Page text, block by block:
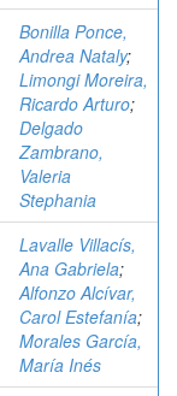
Bonilla Ponce,
Andrea Nataly;
Limongi Moreira,
Ricardo Arturo;
Delgado
Zambrano,
Valeria
Stephania
Lavalle Villacís,
Ana Gabriela;
Alfonzo Alcívar,
Carol Estefanía;
Morales García,
María Inés